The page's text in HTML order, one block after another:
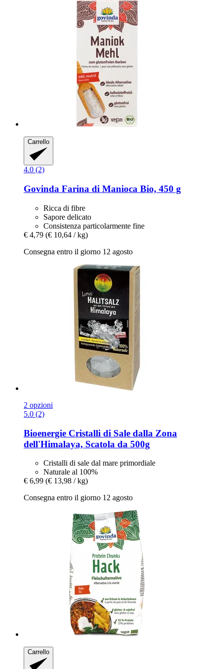
Carrello
4.0 (2)
Govinda Farina di Manioca Bio, 450 g
Ricca di fibre
Sapore delicato
Consistenza particolarmente fine
€ 4,79 (€ 10,64 / kg)
Consegna entro il giorno 12 agosto
2 opzioni
5.0 (2)
Bioenergie Cristalli di Sale dalla Zona
dell'Himalaya, Scatola da 500g
Cristalli di sale dal mare primordiale
Naturale al 100%
€ 6,99 (€ 13,98 / kg)
Consegna entro il giorno 12 agosto
Carrello